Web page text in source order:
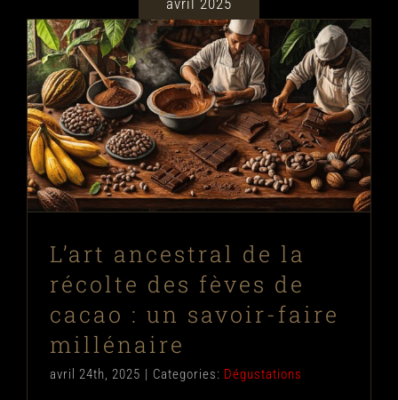
L’art ancestral de la récolte des fèves
de cacao : un savoir-faire millénaire
Dégustations
L’art ancestral de la
récolte des fèves de
cacao : un savoir-faire
millénaire
avril 24th, 2025 | Categories: Dégustations